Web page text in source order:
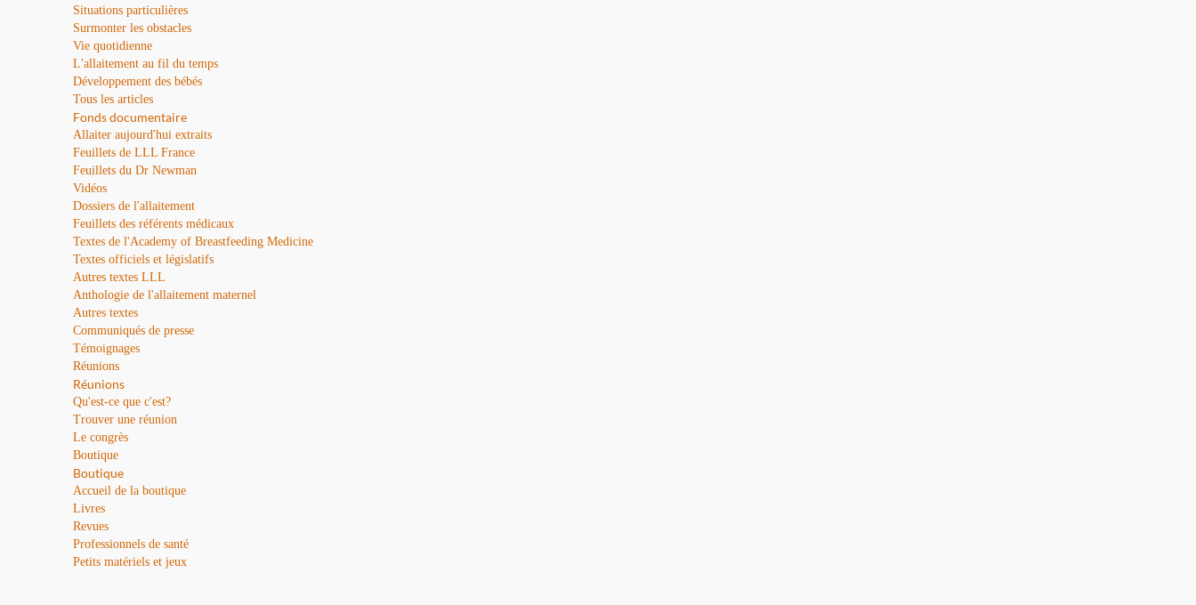
Situations particulières
Surmonter les obstacles
Vie quotidienne
L'allaitement au fil du temps
Développement des bébés
Tous les articles
Fonds documentaire
Allaiter aujourd'hui extraits
Feuillets de LLL France
Feuillets du Dr Newman
Vidéos
Dossiers de l'allaitement
Feuillets des référents médicaux
Textes de l'Academy of Breastfeeding Medicine
Textes officiels et législatifs
Autres textes LLL
Anthologie de l'allaitement maternel
Autres textes
Communiqués de presse
Témoignages
Réunions
Réunions
Qu'est-ce que c'est?
Trouver une réunion
Le congrès
Boutique
Boutique
Accueil de la boutique
Livres
Revues
Professionnels de santé
Petits matériels et jeux